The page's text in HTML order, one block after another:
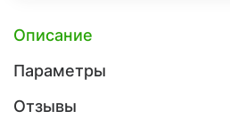
Описание
Параметры
Отзывы